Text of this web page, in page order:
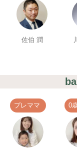
佐伯 潤
プレママ 0